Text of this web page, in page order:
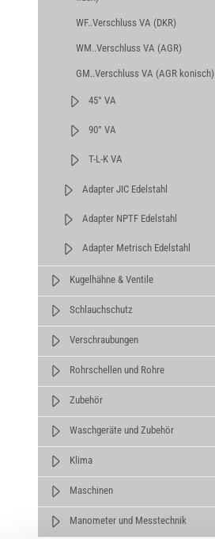
WF..Verschluss VA (DKR)
WM..Verschluss VA (AGR)
GM..Verschluss VA (AGR konisch)
45° VA
90° VA
T-L-K VA
Adapter JIC Edelstahl
Adapter NPTF Edelstahl
Adapter Metrisch Edelstahl
Kugelhähne & Ventile
Schlauchschutz
Verschraubungen
Rohrschellen und Rohre
Zubehör
Waschgeräte und Zubehör
Klima
Maschinen
Manometer und Messtechnik